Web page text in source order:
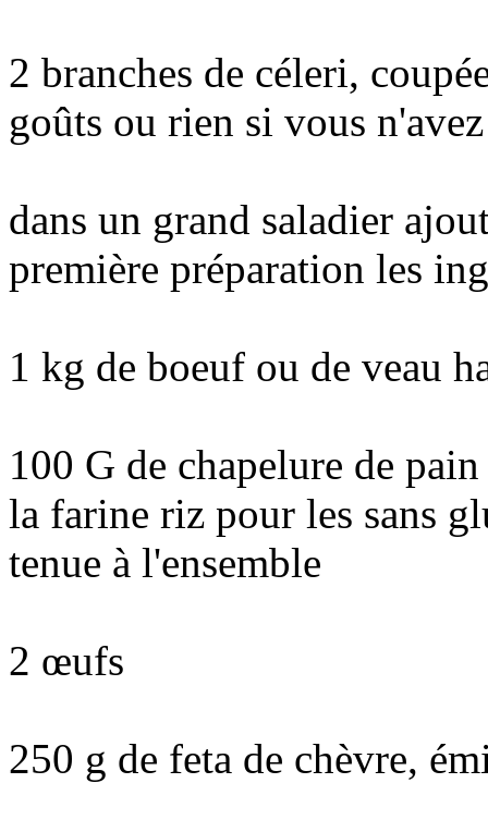
2 branches de céleri,
goûts ou rien si vous
dans un grand saladier
première préparation les
1 kg de boeuf ou de veau
100 G de chapelure de
la farine riz pour les sans
tenue à l'ensemble
2 œufs
250 g de feta de chèvre,